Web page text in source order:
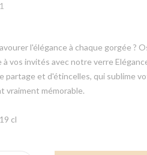
l'élégance à chaque gorgée ?
à vos invités avec notre verre
partage et d'étincelles, qui sublime
vraiment mémorable.
cl